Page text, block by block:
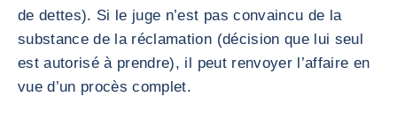
de dettes). Si le juge n’est pas convaincu de la
substance de la réclamation (décision que lui seul
est autorisé à prendre), il peut renvoyer l’affaire en
vue d’un procès complet.